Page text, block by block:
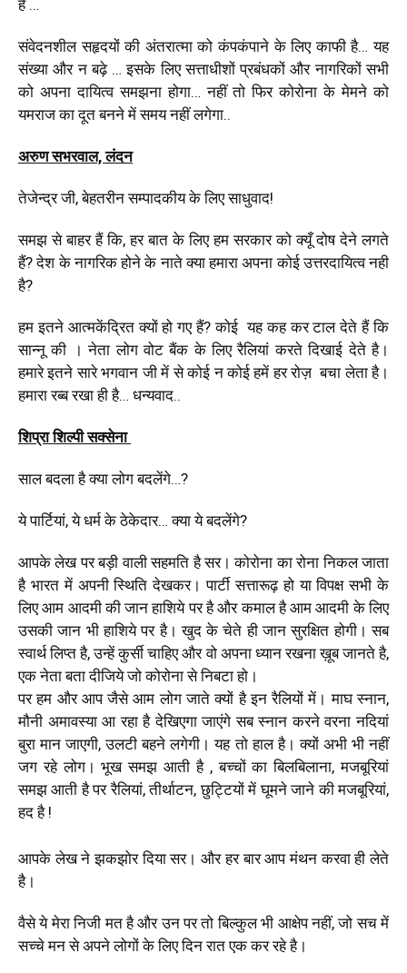
हैं …
संवेदनशील सहृदयों की अंतरात्मा को कंपकंपाने के लिए काफी है… यह
संख्या और न बढ़े … इसके लिए सत्ताधीशों प्रबंधकों और नागरिकों सभी
को अपना दायित्व समझना होगा… नहीं तो फिर कोरोना के मेमने को
यमराज का दूत बनने में समय नहीं लगेगा..
अरुण सभरवाल, लंदन
तेजेन्द्र जी, बेहतरीन सम्पादकीय के लिए साधुवाद!
समझ से बाहर हैं कि, हर बात के लिए हम सरकार को क्यूँ दोष देने लगते
हैं? देश के नागरिक होने के नाते क्या हमारा अपना कोई उत्तरदायित्व नही
है?
हम इतने आत्मकेंद्रित क्यों हो गए हैं? कोई यह कह कर टाल देते हैं कि
सान्नू की । नेता लोग वोट बैंक के लिए रैलियां करते दिखाई देते है।
हमारे इतने सारे भगवान जी में से कोई न कोई हमें हर रोज़ बचा लेता है।
हमारा रब्ब रखा ही है… धन्यवाद..
शिप्रा शिल्पी सक्सेना
साल बदला है क्या लोग बदलेंगे…?
ये पार्टियां, ये धर्म के ठेकेदार… क्या ये बदलेंगे?
आपके लेख पर बड़ी वाली सहमति है सर। कोरोना का रोना निकल जाता
है भारत में अपनी स्थिति देखकर। पार्टी सत्तारूढ़ हो या विपक्ष सभी के
लिए आम आदमी की जान हाशिये पर है और कमाल है आम आदमी के लिए
उसकी जान भी हाशिये पर है। खुद के चेते ही जान सुरक्षित होगी। सब
स्वार्थ लिप्त है, उन्हें कुर्सी चाहिए और वो अपना ध्यान रखना ख़ूब जानते है,
एक नेता बता दीजिये जो कोरोना से निबटा हो।
पर हम और आप जैसे आम लोग जाते क्यों है इन रैलियों में। माघ स्नान,
मौनी अमावस्या आ रहा है देखिएगा जाएंगे सब स्नान करने वरना नदियां
बुरा मान जाएगी, उलटी बहने लगेगी। यह तो हाल है। क्यों अभी भी नहीं
जग रहे लोग। भूख समझ आती है , बच्चों का बिलबिलाना, मजबूरियां
समझ आती है पर रैलियां, तीर्थाटन, छुट्टियों में घूमने जाने की मजबूरियां,
हद है !
आपके लेख ने झकझोर दिया सर। और हर बार आप मंथन करवा ही लेते
है।
वैसे ये मेरा निजी मत है और उन पर तो बिल्कुल भी आक्षेप नहीं, जो सच में
सच्चे मन से अपने लोगों के लिए दिन रात एक कर रहे है।